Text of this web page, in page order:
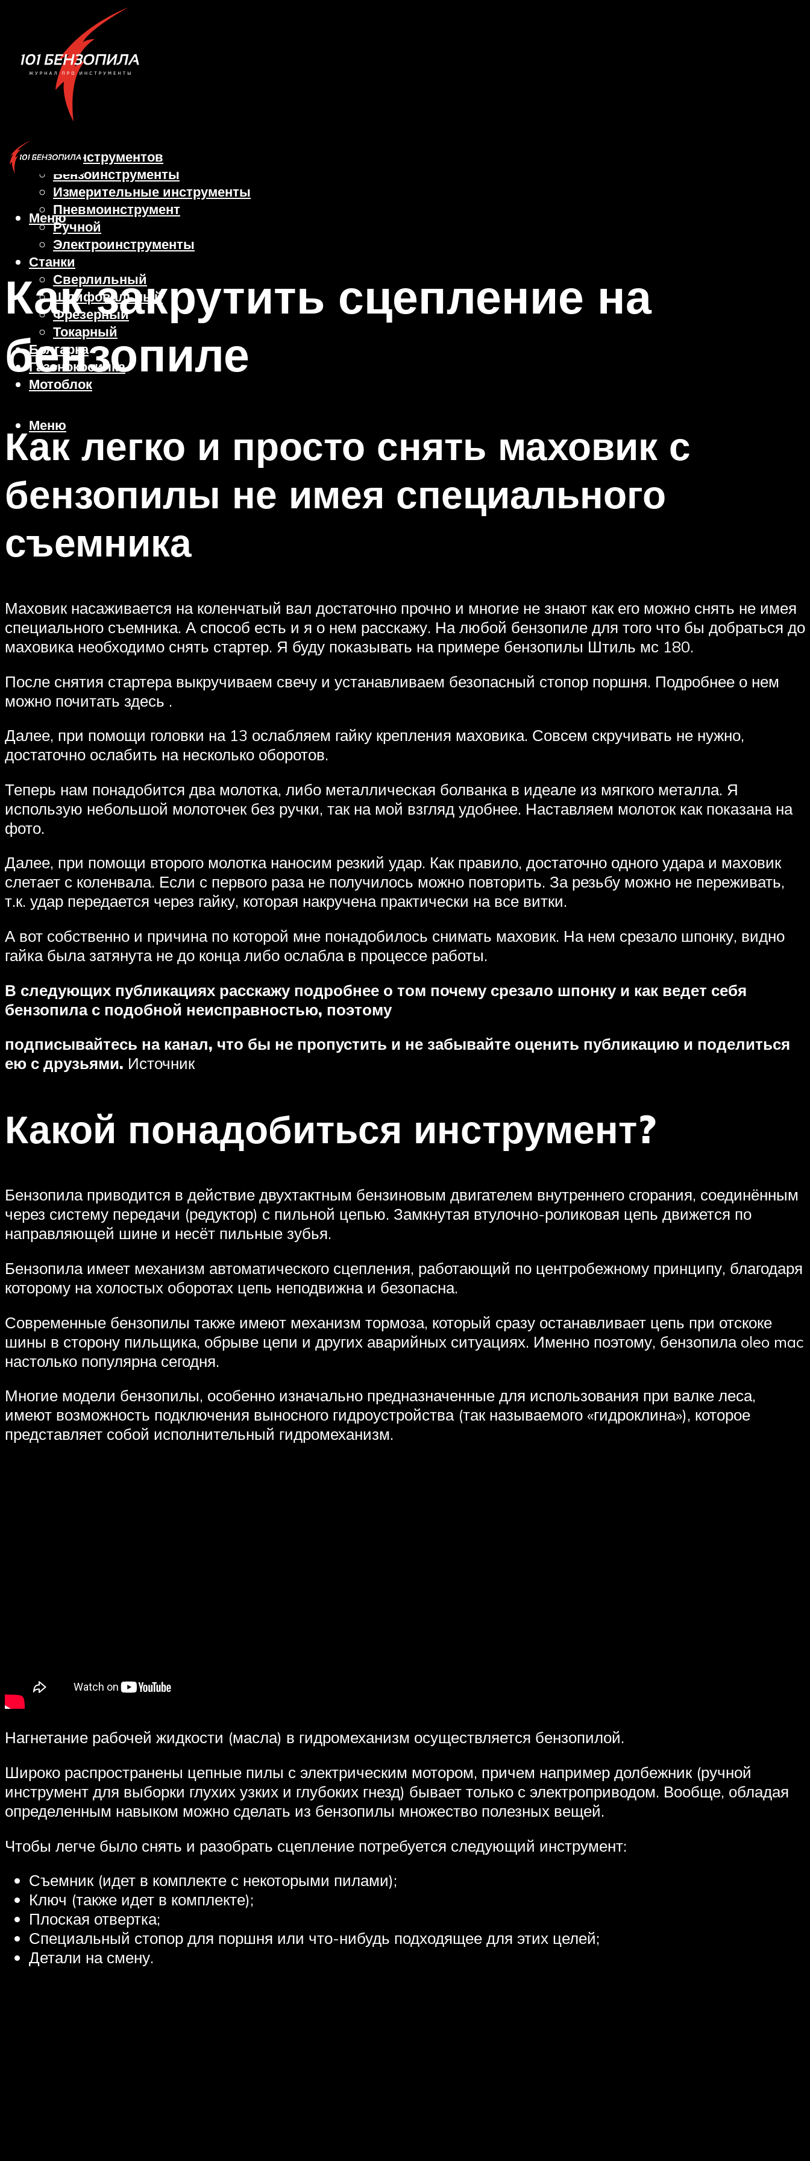
Виды инструментов
Бензоинструменты
Измерительные инструменты
Пневмоинструмент
Ручной
Электроинструменты
Станки
Сверлильный
Шлифовальный
Фрезерный
Токарный
Болгарка
Газонокосилка
Мотоблок
Меню
Меню
Как закрутить сцепление на
бензопиле
Как легко и просто снять маховик с
бензопилы не имея специального
съемника
Маховик насаживается на коленчатый вал достаточно прочно и многие не знают как его можно снять не имея
специального съемника. А способ есть и я о нем расскажу. На любой бензопиле для того что бы добраться до
маховика необходимо снять стартер. Я буду показывать на примере бензопилы Штиль мс 180.
После снятия стартера выкручиваем свечу и устанавливаем безопасный стопор поршня. Подробнее о нем
можно почитать здесь .
Далее, при помощи головки на 13 ослабляем гайку крепления маховика. Совсем скручивать не нужно,
достаточно ослабить на несколько оборотов.
Теперь нам понадобится два молотка, либо металлическая болванка в идеале из мягкого металла. Я
использую небольшой молоточек без ручки, так на мой взгляд удобнее. Наставляем молоток как показана на
фото.
Далее, при помощи второго молотка наносим резкий удар. Как правило, достаточно одного удара и маховик
слетает с коленвала. Если с первого раза не получилось можно повторить. За резьбу можно не переживать,
т.к. удар передается через гайку, которая накручена практически на все витки.
А вот собственно и причина по которой мне понадобилось снимать маховик. На нем срезало шпонку, видно
гайка была затянута не до конца либо ослабла в процессе работы.
В следующих публикациях расскажу подробнее о том почему срезало шпонку и как ведет себя
бензопила с подобной неисправностью, поэтому
подписывайтесь на канал, что бы не пропустить и не забывайте оценить публикацию и поделиться
ею с друзьями. Источник
Какой понадобиться инструмент?
Бензопила приводится в действие двухтактным бензиновым двигателем внутреннего сгорания, соединённым
через систему передачи (редуктор) с пильной цепью. Замкнутая втулочно-роликовая цепь движется по
направляющей шине и несёт пильные зубья.
Бензопила имеет механизм автоматического сцепления, работающий по центробежному принципу, благодаря
которому на холостых оборотах цепь неподвижна и безопасна.
Современные бензопилы также имеют механизм тормоза, который сразу останавливает цепь при отскоке
шины в сторону пильщика, обрыве цепи и других аварийных ситуациях. Именно поэтому, бензопила oleo mac
настолько популярна сегодня.
Многие модели бензопилы, особенно изначально предназначенные для использования при валке леса,
имеют возможность подключения выносного гидроустройства (так называемого «гидроклина»), которое
представляет собой исполнительный гидромеханизм.
Нагнетание рабочей жидкости (масла) в гидромеханизм осуществляется бензопилой.
Широко распространены цепные пилы с электрическим мотором, причем например долбежник (ручной
инструмент для выборки глухих узких и глубоких гнезд) бывает только с электроприводом. Вообще, обладая
определенным навыком можно сделать из бензопилы множество полезных вещей.
Чтобы легче было снять и разобрать сцепление потребуется следующий инструмент:
Съемник (идет в комплекте с некоторыми пилами);
Ключ (также идет в комплекте);
Плоская отвертка;
Специальный стопор для поршня или что-нибудь подходящее для этих целей;
Детали на смену.